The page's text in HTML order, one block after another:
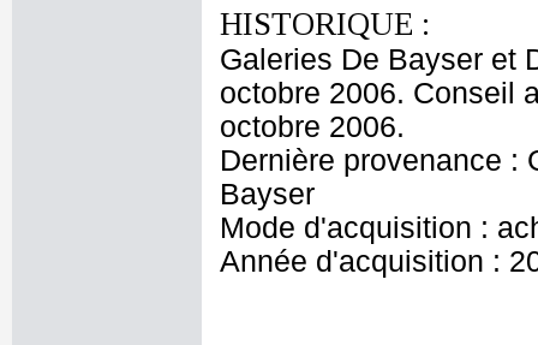
HISTORIQUE :
Galeries De Bayser et
octobre 2006. Conseil
octobre 2006.
Dernière provenance :
Bayser
Mode d'acquisition :
Année d'acquisition :